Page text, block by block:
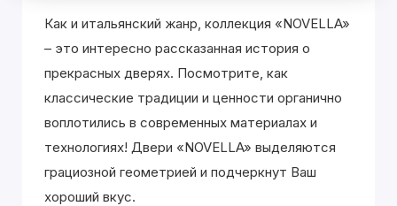
Как и итальянский жанр, коллекция «NOVELLA»
– это интересно рассказанная история о
прекрасных дверях. Посмотрите, как
классические традиции и ценности органично
воплотились в современных материалах и
технологиях! Двери «NOVELLA» выделяютcя
грациозной геометрией и подчеркнут Ваш
хороший вкус.